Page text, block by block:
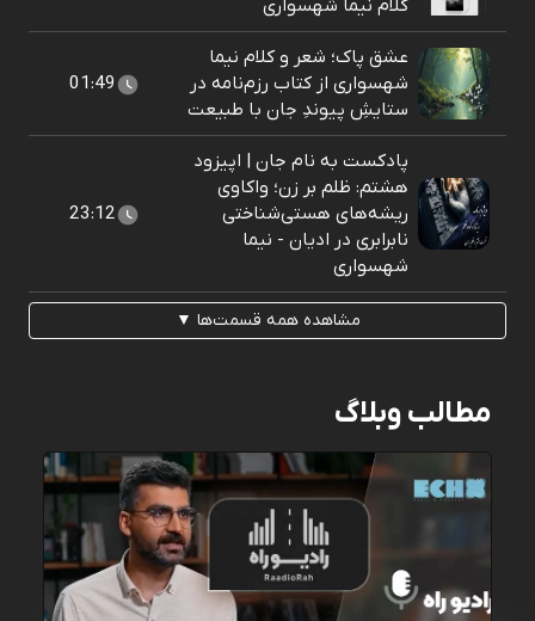
کلام نیما شهسواری
عشق پاک؛ شعر و کلام نیما
شهسواری از کتاب رزم‌نامه در
ستایشِ پیوندِ جان با طبیعت
01:49
پادکست به نام جان | اپیزود
هشتم: ظلم بر زن؛ واکاوی
ریشه‌های هستی‌شناختی
نابرابری در ادیان - نیما
شهسواری
23:12
مشاهده همه قسمت‌ها ▼
مطالب وبلاگ